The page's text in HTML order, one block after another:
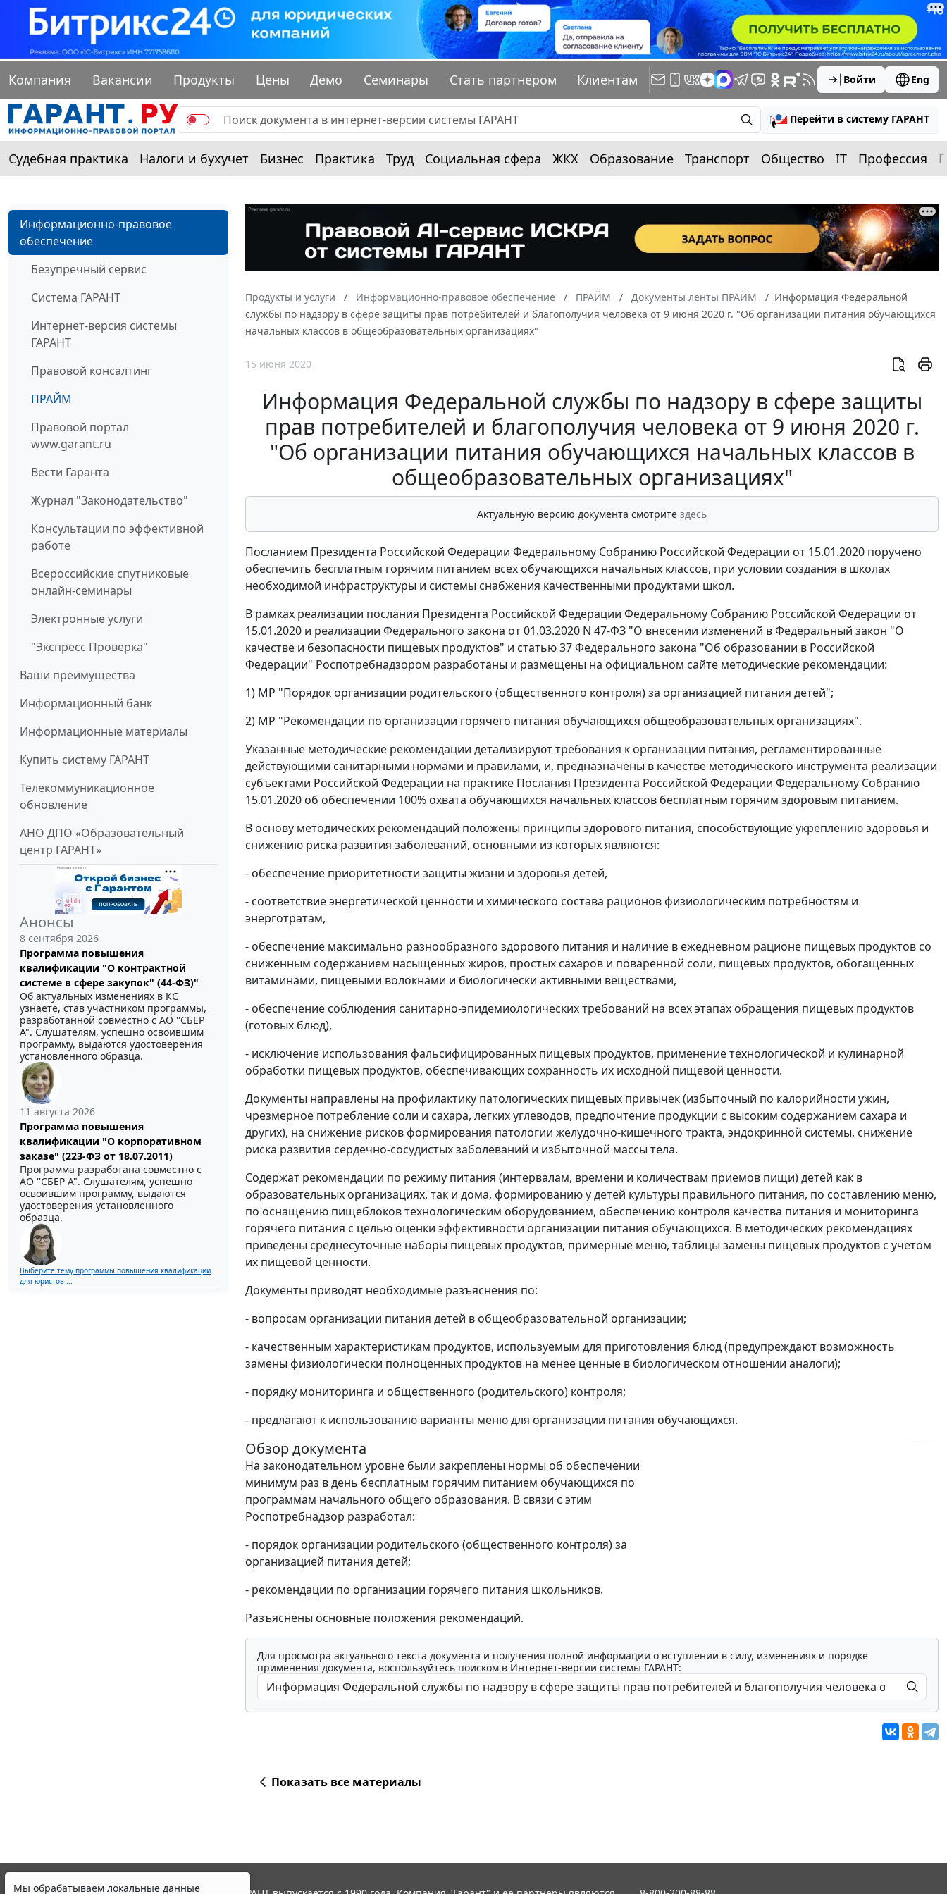
Компания Вакансии Продукты Цены Демо Семинары Стать партнером Клиентам Войти Eng
Перейти в систему ГАРАНТ
Судебная практика Налоги и бухучет Бизнес Практика Труд Социальная сфера ЖКХ Образование Транспорт Общество IT Профессия
Информационно-правовое
обеспечение
Безупречный сервис
Система ГАРАНТ
Интернет-версия системы
ГАРАНТ
Правовой консалтинг
ПРАЙМ
Правовой портал
www.garant.ru
Вести Гаранта
Журнал "Законодательство"
Консультации по эффективной
работе
Всероссийские спутниковые
онлайн-семинары
Электронные услуги
"Экспресс Проверка"
Ваши преимущества
Информационный банк
Информационные материалы
Купить систему ГАРАНТ
Телекоммуникационное
обновление
АНО ДПО «Образовательный
центр ГАРАНТ»
Анонсы
8 сентября 2026
Программа повышения
квалификации "О контрактной
системе в сфере закупок" (44-ФЗ)"
Об актуальных изменениях в КС
узнаете, став участником программы,
разработанной совместно с АО ''СБЕР
А". Слушателям, успешно освоившим
программу, выдаются удостоверения
установленного образца.
11 августа 2026
Программа повышения
квалификации "О корпоративном
заказе" (223-ФЗ от 18.07.2011)
Программа разработана совместно с
АО ''СБЕР А". Слушателям, успешно
освоившим программу, выдаются
удостоверения установленного
образца.
Выберите тему программы повышения квалификации
для юристов ...
Продукты и услуги Информационно-правовое обеспечение ПРАЙМ Документы ленты ПРАЙМ
Информация Федеральной
службы по надзору в сфере защиты прав потребителей и благополучия человека от 9 июня 2020 г. "Об организации питания обучающихся
начальных классов в общеобразовательных организациях"
15 июня 2020
Информация Федеральной службы по надзору в сфере защиты
прав потребителей и благополучия человека от 9 июня 2020 г.
"Об организации питания обучающихся начальных классов в
общеобразовательных организациях"
Актуальную версию документа смотрите здесь
Посланием Президента Российской Федерации Федеральному Собранию Российской Федерации от 15.01.2020 поручено
обеспечить бесплатным горячим питанием всех обучающихся начальных классов, при условии создания в школах
необходимой инфраструктуры и системы снабжения качественными продуктами школ.
В рамках реализации послания Президента Российской Федерации Федеральному Собранию Российской Федерации от
15.01.2020 и реализации Федерального закона от 01.03.2020 N 47-ФЗ "О внесении изменений в Федеральный закон "О
качестве и безопасности пищевых продуктов" и статью 37 Федерального закона "Об образовании в Российской
Федерации" Роспотребнадзором разработаны и размещены на официальном сайте методические рекомендации:
1) МР "Порядок организации родительского (общественного контроля) за организацией питания детей";
2) МР "Рекомендации по организации горячего питания обучающихся общеобразовательных организациях".
Указанные методические рекомендации детализируют требования к организации питания, регламентированные
действующими санитарными нормами и правилами, и, предназначены в качестве методического инструмента реализации
субъектами Российской Федерации на практике Послания Президента Российской Федерации Федеральному Собранию
15.01.2020 об обеспечении 100% охвата обучающихся начальных классов бесплатным горячим здоровым питанием.
В основу методических рекомендаций положены принципы здорового питания, способствующие укреплению здоровья и
снижению риска развития заболеваний, основными из которых являются:
- обеспечение приоритетности защиты жизни и здоровья детей,
- соответствие энергетической ценности и химического состава рационов физиологическим потребностям и
энерготратам,
- обеспечение максимально разнообразного здорового питания и наличие в ежедневном рационе пищевых продуктов со
сниженным содержанием насыщенных жиров, простых сахаров и поваренной соли, пищевых продуктов, обогащенных
витаминами, пищевыми волокнами и биологически активными веществами,
- обеспечение соблюдения санитарно-эпидемиологических требований на всех этапах обращения пищевых продуктов
(готовых блюд),
- исключение использования фальсифицированных пищевых продуктов, применение технологической и кулинарной
обработки пищевых продуктов, обеспечивающих сохранность их исходной пищевой ценности.
Документы направлены на профилактику патологических пищевых привычек (избыточный по калорийности ужин,
чрезмерное потребление соли и сахара, легких углеводов, предпочтение продукции с высоким содержанием сахара и
других), на снижение рисков формирования патологии желудочно-кишечного тракта, эндокринной системы, снижение
риска развития сердечно-сосудистых заболеваний и избыточной массы тела.
Содержат рекомендации по режиму питания (интервалам, времени и количествам приемов пищи) детей как в
образовательных организациях, так и дома, формированию у детей культуры правильного питания, по составлению меню,
по оснащению пищеблоков технологическим оборудованием, обеспечению контроля качества питания и мониторинга
горячего питания с целью оценки эффективности организации питания обучающихся. В методических рекомендациях
приведены среднесуточные наборы пищевых продуктов, примерные меню, таблицы замены пищевых продуктов с учетом
их пищевой ценности.
Документы приводят необходимые разъяснения по:
- вопросам организации питания детей в общеобразовательной организации;
- качественным характеристикам продуктов, используемым для приготовления блюд (предупреждают возможность
замены физиологически полноценных продуктов на менее ценные в биологическом отношении аналоги);
- порядку мониторинга и общественного (родительского) контроля;
- предлагают к использованию варианты меню для организации питания обучающихся.
Обзор документа
На законодательном уровне были закреплены нормы об обеспечении
минимум раз в день бесплатным горячим питанием обучающихся по
программам начального общего образования. В связи с этим
Роспотребнадзор разработал:
- порядок организации родительского (общественного контроля) за
организацией питания детей;
- рекомендации по организации горячего питания школьников.
Разъяснены основные положения рекомендаций.
Для просмотра актуального текста документа и получения полной информации о вступлении в силу, изменениях и порядке
применения документа, воспользуйтесь поиском в Интернет-версии системы ГАРАНТ:
Показать все материалы
Мы обрабатываем локальные данные